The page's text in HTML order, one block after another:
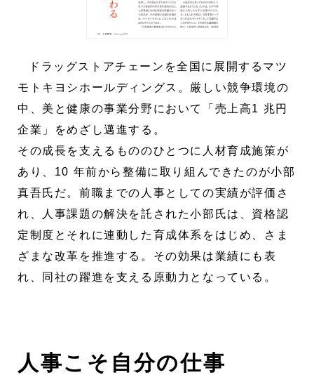
ドラッグストアチェーンを全国に展開するマツ
モトキヨシホールディングス。厳しい競争環境の
中、美と健康の事業分野において「売上高1 兆円
企業」をめざし邁進する。
その成長を支えるもののひとつに人材育成施策が
あり、10 年前から整備に取り組んできたのが小部
真吾氏だ。前職までの人事としての実績が評価さ
れ、人事課題の解決を託された小部氏は、資格認
定制度とそれに連動した育成体系をはじめ、さま
ざまな改革を推進する。その効果は業績にも表
れ、同社の躍進を支える原動力となっている。
人事こそ自分の仕事